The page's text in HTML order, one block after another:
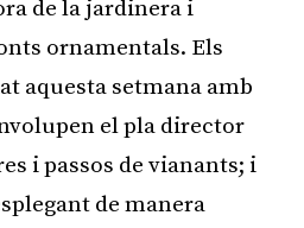
de la jardinera i
ornamentals. Els
aquesta setmana amb
el pla director
i passos de vianants; i
de manera